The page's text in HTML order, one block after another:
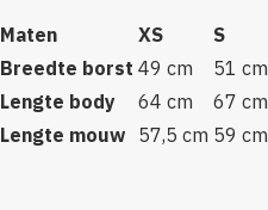
Maten XS S
Breedte borst 49 cm 51 cm
Lengte body
64 cm 67 cm
Lengte mouw 57,5 cm 59 cm